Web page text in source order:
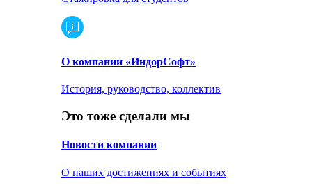
О компании «ИндорСофт»
История, руководство, коллектив
Это тоже сделали мы
Новости компании
О наших достижениях и событиях